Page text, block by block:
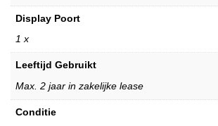
Display Poort
1 x
Leeftijd Gebruikt
Max. 2 jaar in zakelijke lease
Conditie